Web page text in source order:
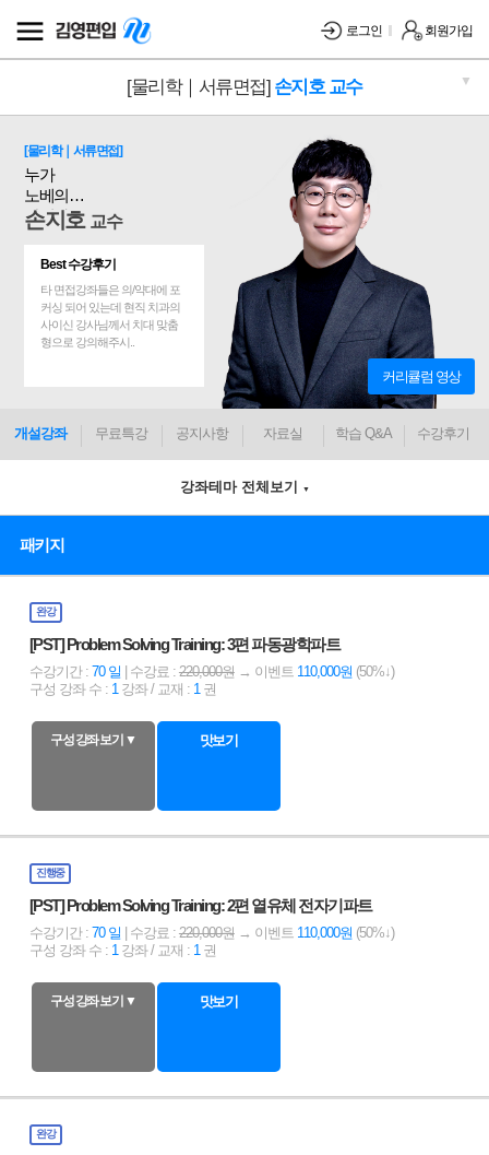
로그인 회원가입
[물리학｜서류면접] 손지호 교수 ▼
[물리학｜서류면접]
누가
노베의
왕인가?
손지호 교수
Best 수강후기
타 면접강좌들은 의/약대에 포
커싱 되어 있는데 현직 치과의
사이신 강사님께서 치대 맞춤
형으로 강의해주시..
커리큘럼 영상
개설강좌 무료특강 공지사항 자료실 학습 Q&A 수강후기
강좌테마 전체보기 ▼
패키지
완강
[PST] Problem Solving Training: 3편 파동광학파트
수강기간 : 70 일 | 수강료 : 220,000원→ 이벤트 110,000원 (50%↓)
구성 강좌 수 : 1 강좌 / 교재 : 1 권
구성 강좌 보기 ▼ 맛보기
진행중
[PST] Problem Solving Training: 2편 열유체 전자기파트
수강기간 : 70 일 | 수강료 : 220,000원→ 이벤트 110,000원 (50%↓)
구성 강좌 수 : 1 강좌 / 교재 : 1 권
구성 강좌 보기 ▼ 맛보기
완강